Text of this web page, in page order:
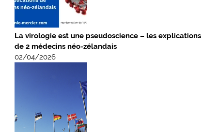
La virologie est une pseudoscience – les explications
de 2 médecins néo-zélandais
02/04/2026